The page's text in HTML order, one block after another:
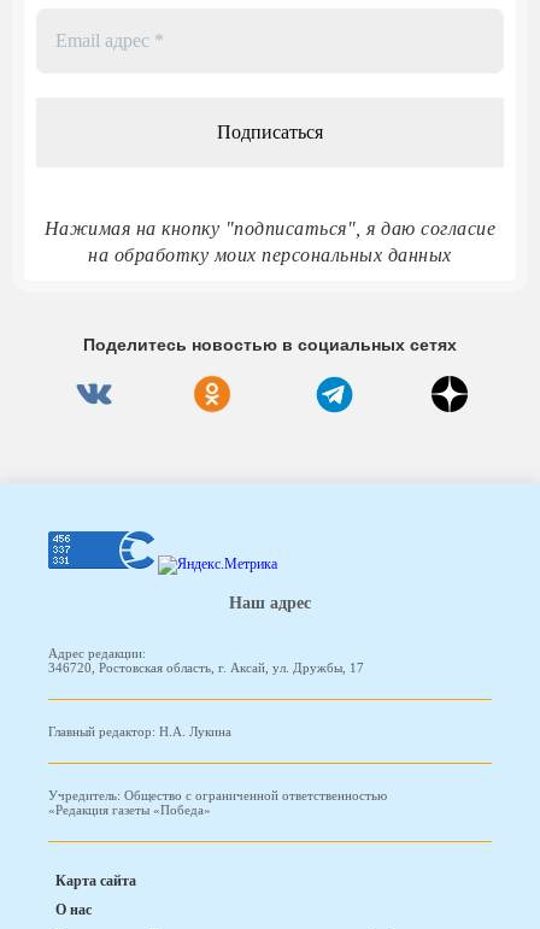
Нажимая на кнопку "подписаться", я даю согласие
на обработку моих персональных данных
Поделитесь новостью в социальных сетях
Наш адрес
Адрес редакции:
346720, Ростовская область, г. Аксай, ул. Дружбы, 17
Главный редактор: Н.А. Лукина
Учредитель: Общество с ограниченной ответственностью
«Редакция газеты «Победа»
Карта сайта
О нас